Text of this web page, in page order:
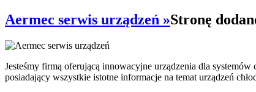
Aermec serwis urządzeń »Stronę
Jesteśmy firmą oferującą innowacyjne urządzenia dla
posiadający wszystkie istotne informacje na temat urządzeń